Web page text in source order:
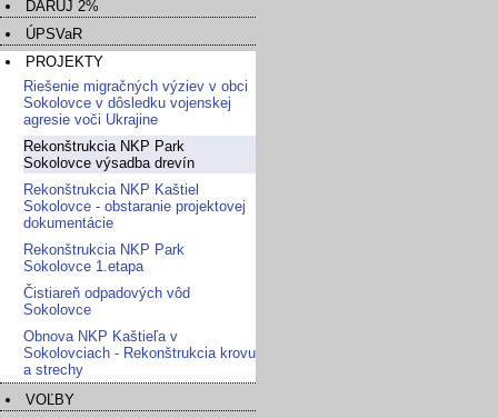
DARUJ 2%
ÚPSVaR
PROJEKTY
Riešenie migračných výziev v obci
Sokolovce v dôsledku vojenskej
agresie voči Ukrajine
Rekonštrukcia NKP Park
Sokolovce výsadba drevín
Rekonštrukcia NKP Kaštiel
Sokolovce - obstaranie projektovej
dokumentácie
Rekonštrukcia NKP Park
Sokolovce 1.etapa
Čistiareň odpadových vôd
Sokolovce
Obnova NKP Kaštieľa v
Sokolovciach - Rekonštrukcia krovu
a strechy
VOĽBY